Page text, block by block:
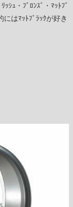
ｯｼｭ・ﾌﾞﾛﾝｽﾞ・ﾏｯﾄﾌﾞ
はﾏｯﾄﾌﾞﾗｯｸが好き